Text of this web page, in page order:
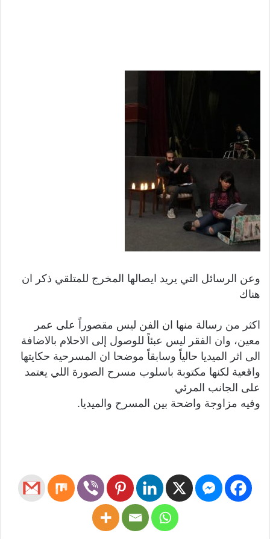
وعن الرسائل التي يريد ايصالها المخرج للمتلقي ذكر ان
هناك
اكثر من رسالة منها ان الفن ليس مقصوراً على عمر
معين، وان الفقر ليس عبئاً للوصول إلى الاحلام بالاضافة
الى اثر الميديا حالياً وسابقاً موضحا ان المسرحية حكايتها
واقعية لكنها مكتوبة باسلوب مسرح الصورة اللي يعتمد
على الجانب المرئي
وفيه مزاوجة واضحة بين المسرح والميديا.